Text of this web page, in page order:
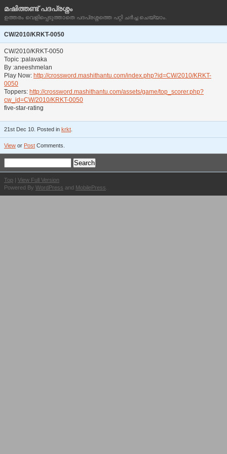
മഷിത്തണ്ട് പദപ്രശ്നം
ഉത്തരം വെളിപ്പെടുത്താതെ പദപ്രശ്നത്തെ പറ്റി ചര്‍ച്ച ചെയ്യാം.
CW/2010/KRKT-0050
CW/2010/KRKT-0050
Topic :palavaka
By :aneeshmelan
Play Now: http://crossword.mashithantu.com/index.php?id=CW/2010/KRKT-
0050
Toppers: http://crossword.mashithantu.com/assets/game/top_scorer.php?
cw_id=CW/2010/KRKT-0050
five-star-rating
21st Dec 10. Posted in krkt
View or Post Comments.
Top | View Full Version
Powered By WordPress and MobilePress